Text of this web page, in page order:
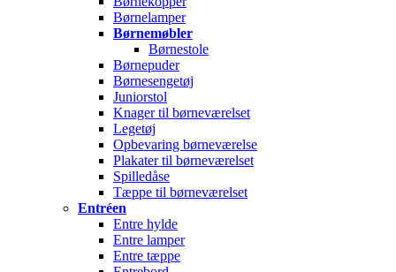
Børnelamper
Børnemøbler
Børnestole
Børnepuder
Børnesengetøj
Juniorstol
Knager til børneværelset
Legetøj
Opbevaring børneværelse
Plakater til børneværelset
Spilledåse
Tæppe til børneværelset
Entréen
Entre hylde
Entre lamper
Entre tæppe